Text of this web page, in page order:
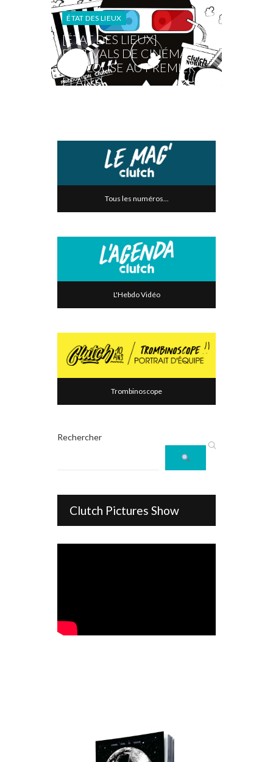
ÉTAT DES LIEUX
[ÉTAT DES LIEUX]
FESTIVALS DE CINÉMA,
TOULOUSE AU PREMIER
PLAN
Tous les numéros...
L'Hebdo Vidéo
Trombinoscope
Rechercher
Clutch Pictures Show